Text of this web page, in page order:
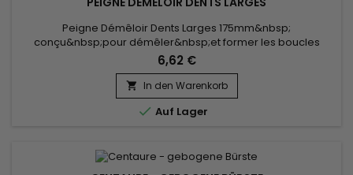
Peigne Démêloir Dents Larges 175mm&nbsp;
conçu&nbsp;pour démêler&nbsp;et former les boucles
indisciplinées
6,62 €
 In den Warenkorb
 Auf Lager